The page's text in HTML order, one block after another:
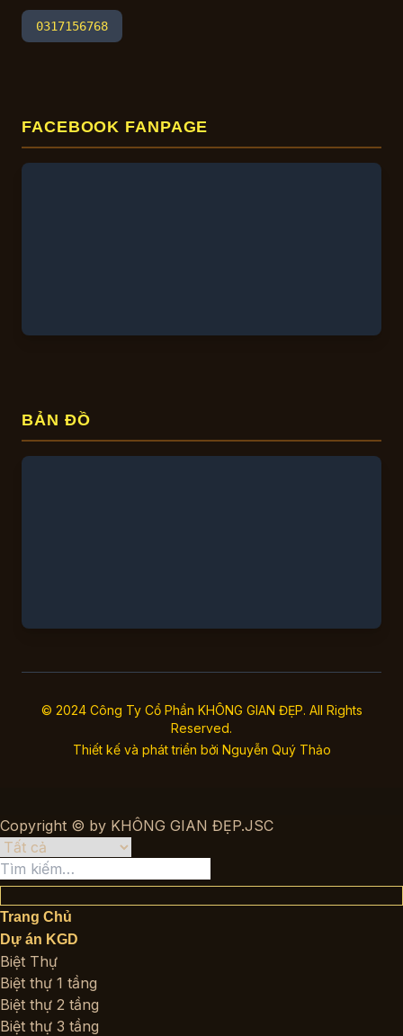
0317156768
FACEBOOK FANPAGE
BẢN ĐỒ
© 2024 Công Ty Cổ Phần KHÔNG GIAN ĐẸP. All Rights
Reserved.
Thiết kế và phát triển bởi Nguyễn Quý Thảo
Copyright © by KHÔNG GIAN ĐẸP.JSC
Tìm
kiếm:
Trang Chủ
Dự án KGD
Biệt Thự
Biệt thự 1 tầng
Biệt thự 2 tầng
Biệt thự 3 tầng